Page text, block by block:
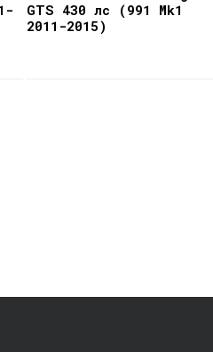
GTS 430 лс (991 Mk1
2011-2015)